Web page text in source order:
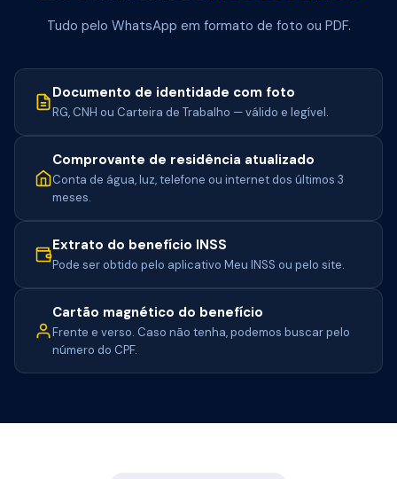
Tudo pelo WhatsApp em formato de foto ou PDF.
Documento de identidade com foto
RG, CNH ou Carteira de Trabalho — válido e legível.
Comprovante de residência atualizado
Conta de água, luz, telefone ou internet dos últimos 3
meses.
Extrato do benefício INSS
Pode ser obtido pelo aplicativo Meu INSS ou pelo site.
Cartão magnético do benefício
Frente e verso. Caso não tenha, podemos buscar pelo
número do CPF.